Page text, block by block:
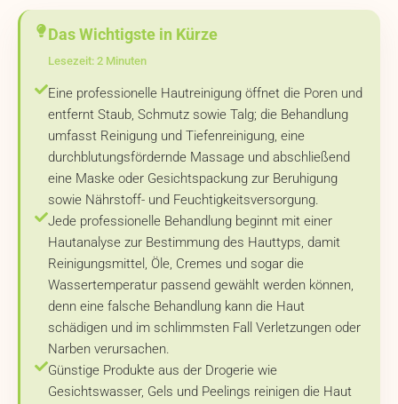
Das Wichtigste in Kürze
Lesezeit: 2 Minuten
Eine professionelle Hautreinigung öffnet die Poren und
entfernt Staub, Schmutz sowie Talg; die Behandlung
umfasst Reinigung und Tiefenreinigung, eine
durchblutungsfördernde Massage und abschließend
eine Maske oder Gesichtspackung zur Beruhigung
sowie Nährstoff- und Feuchtigkeitsversorgung.
Jede professionelle Behandlung beginnt mit einer
Hautanalyse zur Bestimmung des Hauttyps, damit
Reinigungsmittel, Öle, Cremes und sogar die
Wassertemperatur passend gewählt werden können,
denn eine falsche Behandlung kann die Haut
schädigen und im schlimmsten Fall Verletzungen oder
Narben verursachen.
Günstige Produkte aus der Drogerie wie
Gesichtswasser, Gels und Peelings reinigen die Haut